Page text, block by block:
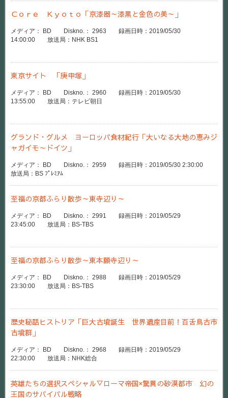
Ｃｏｒｅ Ｋｙｏｔｏ「京漆器～漆黒と金色の美～」
メディア： BD Diskno.： 2963 録画日時：2019/05/30
14:00:00 放送局：NHK BS1
東京サイト 「庚申塚」
メディア： BD Diskno.： 2960 録画日時：2019/05/30
13:55:00 放送局：テレビ朝日
グランド・グルメ ヨーロッパ食材紀行「大いなる大地の恵みジ
ャガイモ～ドイツ」
メディア： BD Diskno.： 2959 録画日時：2019/05/30 2:30:00
放送局：BS ﾌﾟﾚﾐｱﾑ
至福の京都ふらり散歩～東寺辺り～
メディア： BD Diskno.： 2991 録画日時：2019/05/29
23:45:00 放送局：BS-TBS
至福の京都ふらり散歩～東本願寺辺り～
メディア： BD Diskno.： 2988 録画日時：2019/05/29
23:30:00 放送局：BS-TBS
歴史秘話ヒストリア「巨大古墳誕生 世界遺産目前！百舌鳥古市
古墳群」
メディア： BD Diskno.： 2968 録画日時：2019/05/29
22:30:00 放送局：NHK総合
英雄たちの選択スペシャル▽ローマ帝国×驚異の砂漠都市 幻の
王国のサバイバル戦略